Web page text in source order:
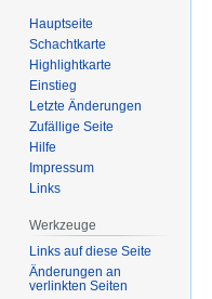
Hauptseite
Schachtkarte
Highlightkarte
Einstieg
Letzte Änderungen
Zufällige Seite
Hilfe
Impressum
Links
Werkzeuge
Links auf diese Seite
Änderungen an
verlinkten Seiten